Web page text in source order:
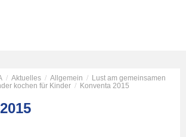
/ Aktuelles / Allgemein / Lust am gemeinsamen
kochen für Kinder / Konventa 2015